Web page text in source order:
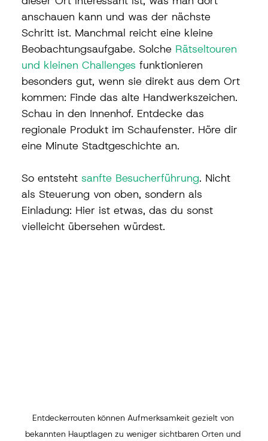
anschauen kann und was der nächste
Schritt ist. Manchmal reicht eine kleine
Beobachtungsaufgabe. Solche Rätseltouren
und kleinen Challenges funktionieren
besonders gut, wenn sie direkt aus dem Ort
kommen: Finde das alte Handwerkszeichen.
Schau in den Innenhof. Entdecke das
regionale Produkt im Schaufenster. Höre dir
eine Minute Stadtgeschichte an.
So entsteht sanfte Besucherführung. Nicht
als Steuerung von oben, sondern als
Einladung: Hier ist etwas, das du sonst
vielleicht übersehen würdest.
Entdeckerrouten können Aufmerksamkeit gezielt von
bekannten Hauptlagen zu weniger sichtbaren Orten und